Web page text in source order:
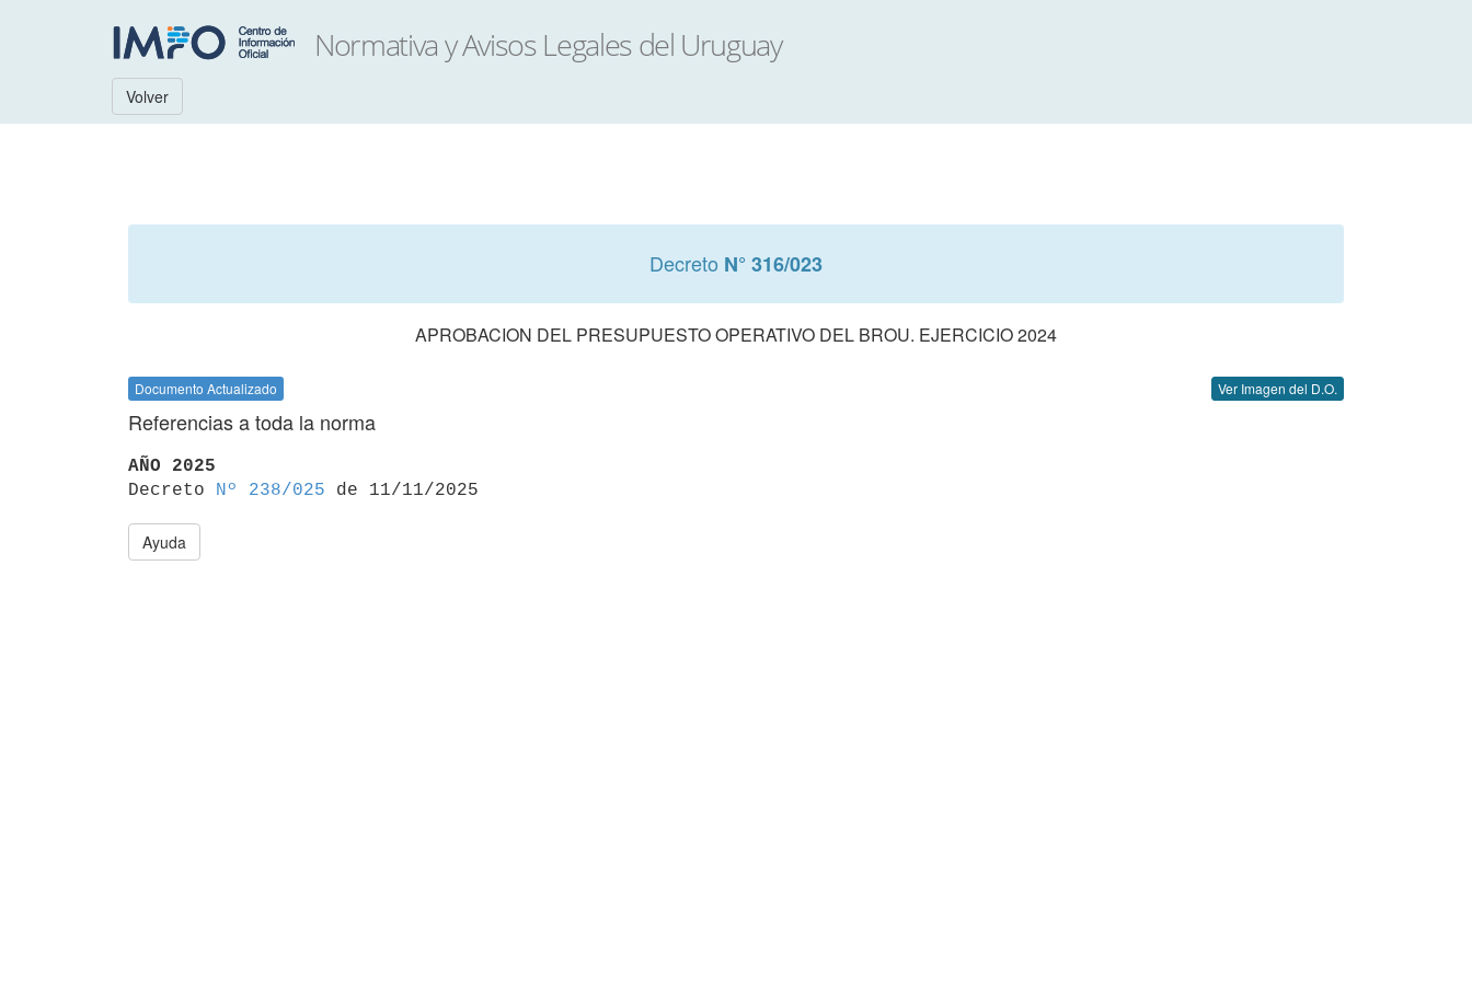
Volver
Decreto N° 316/023
APROBACION DEL PRESUPUESTO OPERATIVO DEL BROU. EJERCICIO 2024
Documento Actualizado Ver Imagen del D.O.
Referencias a toda la norma
AÑO 2025
Decreto
Nº 238/025
Ayuda